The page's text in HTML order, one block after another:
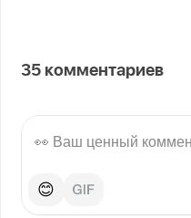
35 комментариев
😊